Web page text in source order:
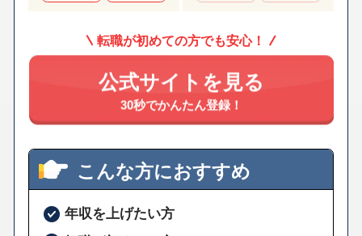
転職が初めての方でも安心！
公式サイトを見る
30秒でかんたん登録！
こんな方におすすめ
年収を上げたい方